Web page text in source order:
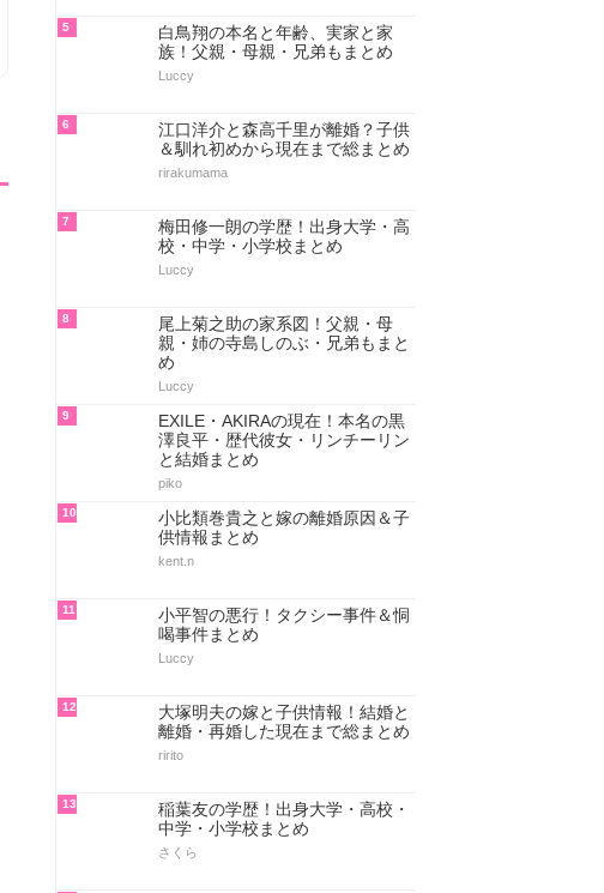
5
白鳥翔の本名と年齢、実家と家
族！父親・母親・兄弟もまとめ
Luccy
6
江口洋介と森高千里が離婚？子供
＆馴れ初めから現在まで総まとめ
rirakumama
7
梅田修一朗の学歴！出身大学・高
校・中学・小学校まとめ
Luccy
8
尾上菊之助の家系図！父親・母
親・姉の寺島しのぶ・兄弟もまと
め
Luccy
9
EXILE・AKIRAの現在！本名の黒
澤良平・歴代彼女・リンチーリン
と結婚まとめ
piko
10
小比類巻貴之と嫁の離婚原因＆子
供情報まとめ
kent.n
11
小平智の悪行！タクシー事件＆恫
喝事件まとめ
Luccy
12
大塚明夫の嫁と子供情報！結婚と
離婚・再婚した現在まで総まとめ
ririto
13
稲葉友の学歴！出身大学・高校・
中学・小学校まとめ
さくら